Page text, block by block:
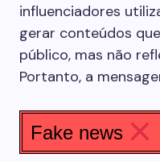
influenciadores
gerar conteúdos
público, mas não
Portanto, a
Fake news